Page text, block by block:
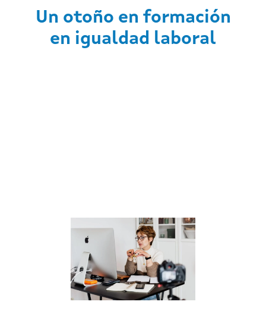
Un otoño en formación
en igualdad laboral